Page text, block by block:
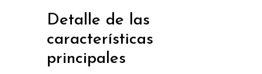
Detalle de las
características
principales